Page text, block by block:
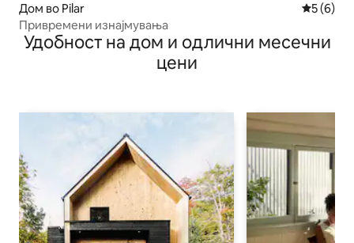
Дом во Pilar
5 (6)
Привремени изнајмувања
Удобност на дом и одлични месечни
цени